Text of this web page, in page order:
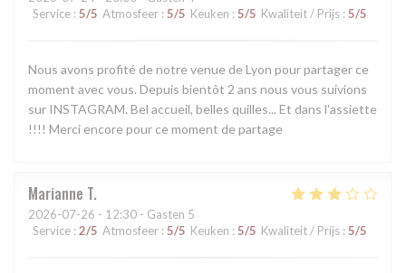
Service : 5/5 Atmosfeer : 5/5 Keuken : 5/5 Kwaliteit / Prijs : 5/5
Nous avons profité de notre venue de Lyon pour partager ce
moment avec vous. Depuis bientôt 2 ans nous vous suivions
sur INSTAGRAM. Bel accueil, belles quilles... Et dans l'assiette
!!!! Merci encore pour ce moment de partage
Marianne T
2026-07-26 - 12:30 - Gasten 5
Service : 2/5 Atmosfeer : 5/5 Keuken : 5/5 Kwaliteit / Prijs : 5/5